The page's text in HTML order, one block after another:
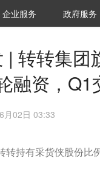
36Kr研究院
企业服务 城市之窗
政府服务
| 转转集
融资，
月02日 03:33
转持有采货侠股份比